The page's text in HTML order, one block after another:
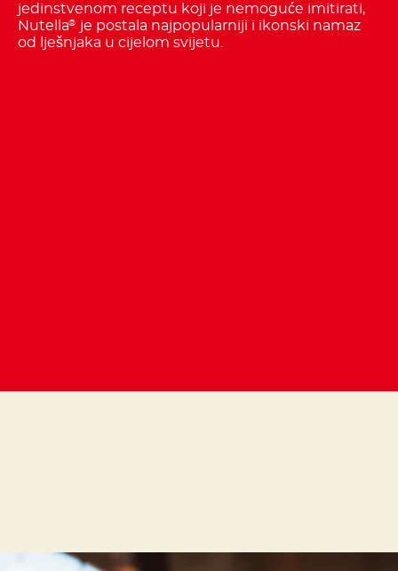
jedinstvenom receptu koji je nemoguće imitirati,
Nutella® je postala najpopularniji i ikonski namaz
od lješnjaka u cijelom svijetu.